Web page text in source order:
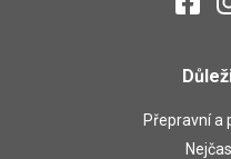
Přepravní a